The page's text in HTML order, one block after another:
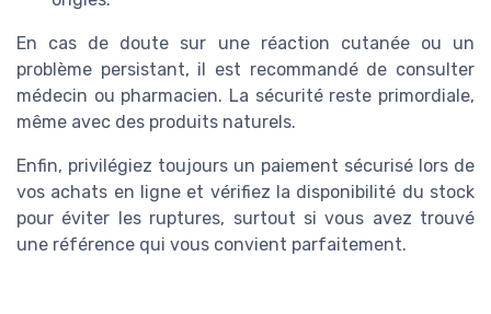
En cas de doute sur une réaction cutanée ou un
problème persistant, il est recommandé de consulter
médecin ou pharmacien. La sécurité reste primordiale,
même avec des produits naturels.
Enfin, privilégiez toujours un paiement sécurisé lors de
vos achats en ligne et vérifiez la disponibilité du stock
pour éviter les ruptures, surtout si vous avez trouvé
une référence qui vous convient parfaitement.